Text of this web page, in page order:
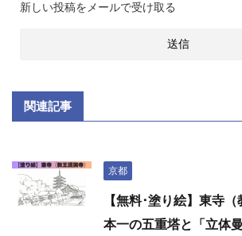
新しい投稿をメールで受け取る
関連記事
京都
【無料･塗り絵】東寺
本一の五重塔と「立体